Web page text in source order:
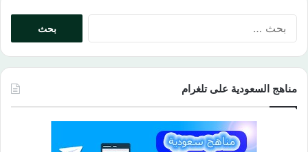
مناهج السعودية على تلغرام